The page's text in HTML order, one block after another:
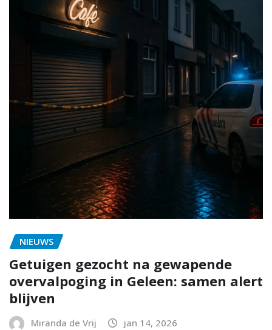
NIEUWS
Getuigen gezocht na gewapende
overvalpoging in Geleen: samen alert
blijven
Miranda de Vrij jan 14, 2026